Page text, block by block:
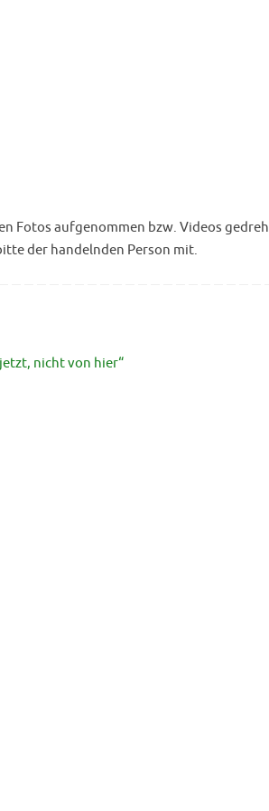
Fotos aufgenommen bzw. Videos
der handelnden Person mit.
nicht von hier“